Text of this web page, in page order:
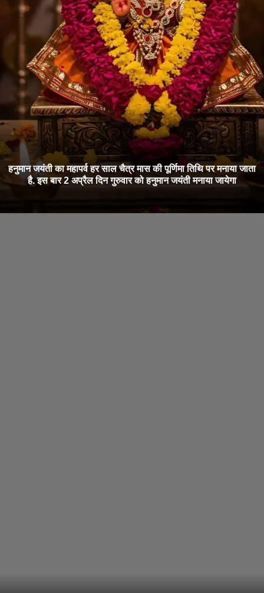
हनुमान जयंती का महापर्व हर साल चैत्र मास की पूर्णिमा तिथि पर मनाया जाता
है. इस बार 2 अप्रैल दिन गुरुवार को हनुमान जयंती मनाया जायेगा